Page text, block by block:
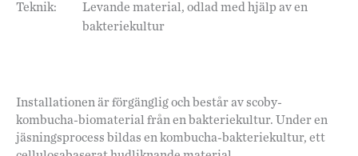
Teknik:
Levande material, odlad med hjälp av en
bakteriekultur
Installationen är förgänglig och består av scoby-
kombucha-biomaterial från en bakteriekultur. Under en
jäsningsprocess bildas en kombucha-bakteriekultur, ett